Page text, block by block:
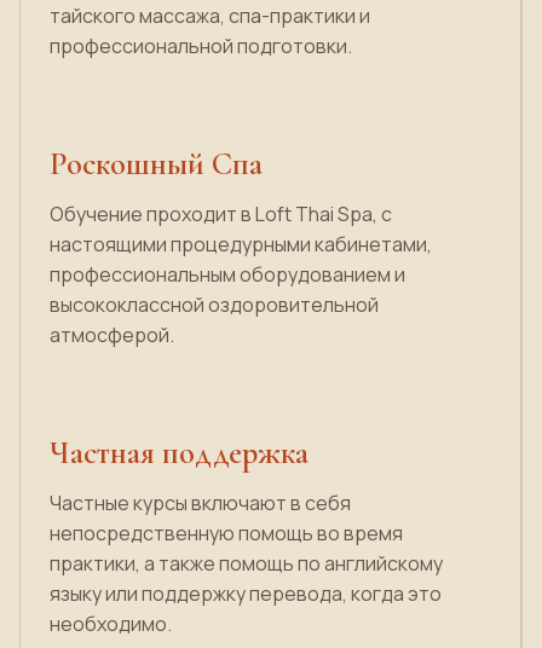
тайского массажа, спа-практики и
профессиональной подготовки.
Роскошный Спа
Обучение проходит в Loft Thai Spa, с
настоящими процедурными кабинетами,
профессиональным оборудованием и
высококлассной оздоровительной
атмосферой.
Частная поддержка
Частные курсы включают в себя
непосредственную помощь во время
практики, а также помощь по английскому
языку или поддержку перевода, когда это
необходимо.